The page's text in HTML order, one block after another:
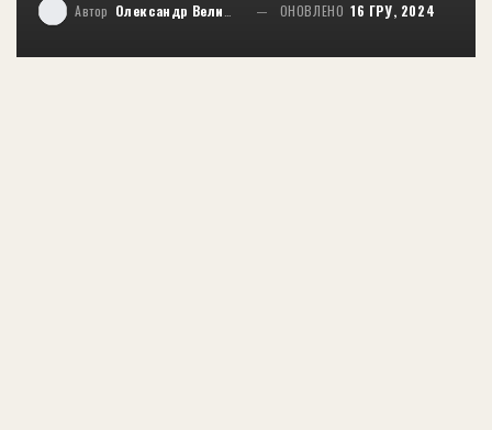
Автор Олександр Великий ОНОВЛЕНО 16 ГРУ, 2024